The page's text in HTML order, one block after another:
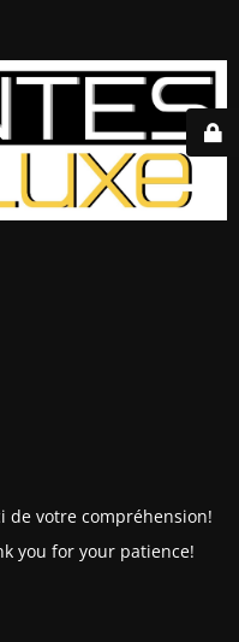
de votre compréhension!
you for your patience!